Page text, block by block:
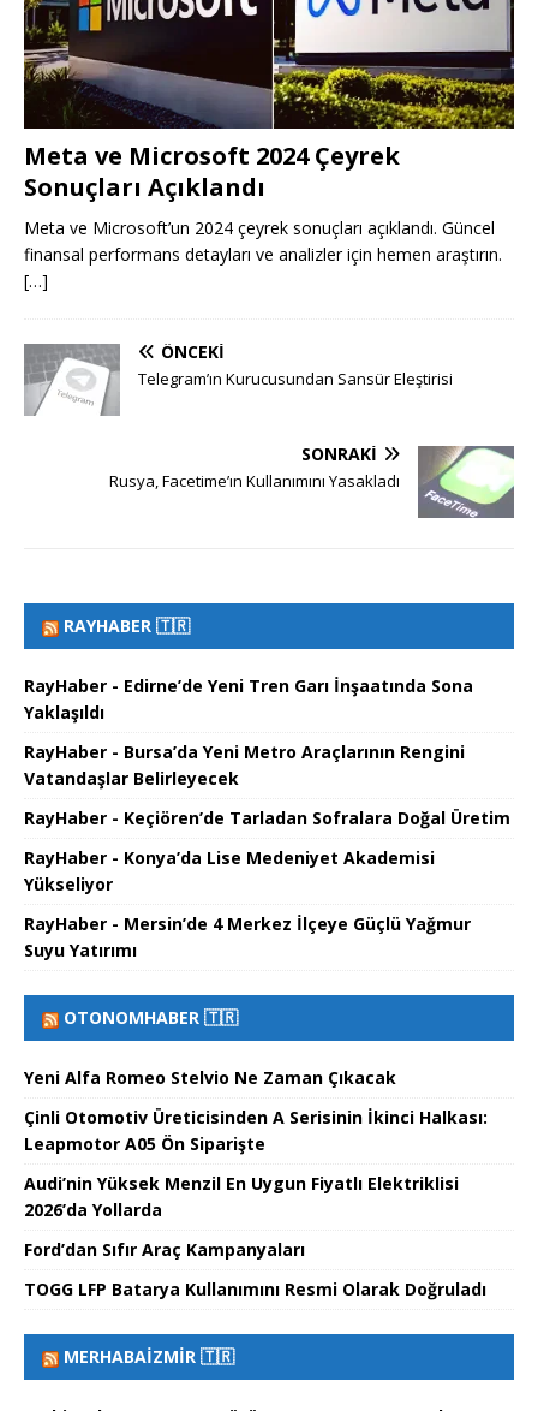
Meta ve Microsoft 2024 Çeyrek
Sonuçları Açıklandı
Meta ve Microsoft’un 2024 çeyrek sonuçları açıklandı. Güncel
finansal performans detayları ve analizler için hemen araştırın.
[…]
ÖNCEKI
Telegram’ın Kurucusundan Sansür Eleştirisi
SONRAKI
Rusya, Facetime’ın Kullanımını Yasakladı
RAYHABER 🇹🇷
RayHaber - Edirne’de Yeni Tren Garı İnşaatında Sona
Yaklaşıldı
RayHaber - Bursa’da Yeni Metro Araçlarının Rengini
Vatandaşlar Belirleyecek
RayHaber - Keçiören’de Tarladan Sofralara Doğal Üretim
RayHaber - Konya’da Lise Medeniyet Akademisi
Yükseliyor
RayHaber - Mersin’de 4 Merkez İlçeye Güçlü Yağmur
Suyu Yatırımı
OTONOMHABER 🇹🇷
Yeni Alfa Romeo Stelvio Ne Zaman Çıkacak
Çinli Otomotiv Üreticisinden A Serisinin İkinci Halkası:
Leapmotor A05 Ön Siparişte
Audi’nin Yüksek Menzil En Uygun Fiyatlı Elektriklisi
2026’da Yollarda
Ford’dan Sıfır Araç Kampanyaları
TOGG LFP Batarya Kullanımını Resmi Olarak Doğruladı
MERHABAİZMIR 🇹🇷